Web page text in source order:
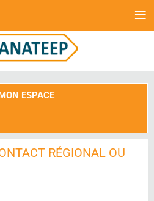
ESPACE
RÉGIONAL OU
≡